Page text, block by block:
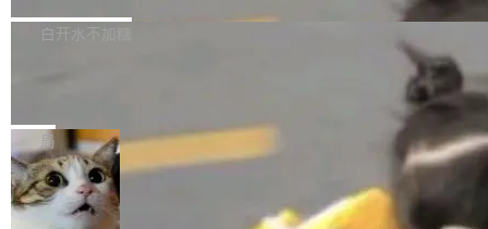
高质量游戏...
式2.0，可根据不同使用场景释放处理器潜力，
过 1528 名开发者，85% 说 AI 把瓶颈从写代码
数据库，有一个图形后端。作为一个原生的 Gra
布，具体更新内容包括： feat(zero)：Zero 现
支持 --security superflag（token=...;whitelist
=...），与 Alpha 版本的格式一致，并据此对其
管理 HTTP 端点进行授权。 <blockquote> <p>
白开水不加糖
块钱的玩意儿——一根小竹签，一个竹筒，一头
系着涂了松香的线。甩起来，竹膜震动，发出“哇
——哇”的蝉鸣声。实物越来越难找了，有开发者
把它做成了 Web 玩具，放在 zhuzhiliao.imsai.c
局
30倍效率升级：解锁医学影像数据要素
价值化的真实路径
完成一例腹部CT影像标注，张医生过去需要约1